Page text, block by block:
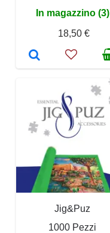
In magazzino (3)
18,50 €
Jig&Puz
1000 Pezzi